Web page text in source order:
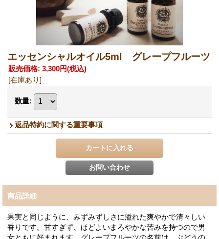
エッセンシャルオイル5ml グレープフルーツ
販売価格: 3,300円(税込)
[在庫あり]
数量:
返品特約に関する重要事項
商品詳細
果実と同じように、みずみずしさに溢れた爽やかで清々しい
香りです。甘すぎず、ほどよいまろやかな苦みを持つので男
女ともに好まれます。グレープフルーツの名前は、ぶどうの